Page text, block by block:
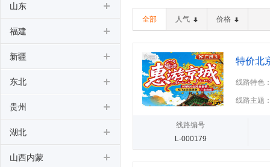
全部 人气 价格
特价北
线路特色
线路主题
线路编号
L-000179
山东
福建
新疆
东北
贵州
湖北
山西内蒙